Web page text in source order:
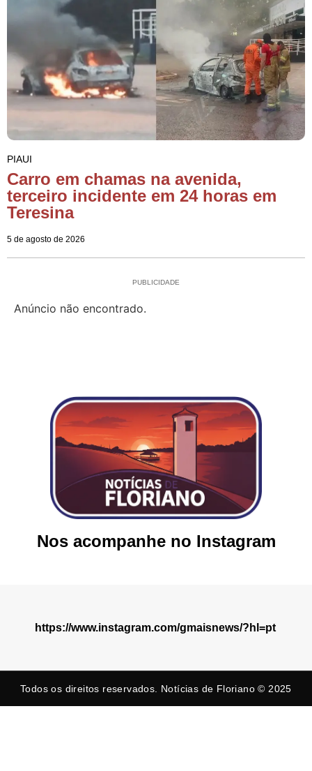
PIAUI
Carro em chamas na avenida,
terceiro incidente em 24 horas em
Teresina
5 de agosto de 2026
PUBLICIDADE
Anúncio não encontrado.
Nos acompanhe no Instagram
https://www.instagram.com/gmaisnews/?hl=pt
Todos os direitos reservados. Notícias de Floriano © 2025